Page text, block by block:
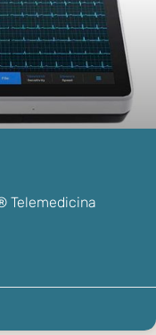
Telemedicina